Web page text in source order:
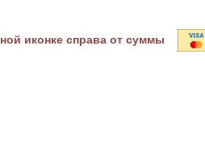
иконке справа от суммы